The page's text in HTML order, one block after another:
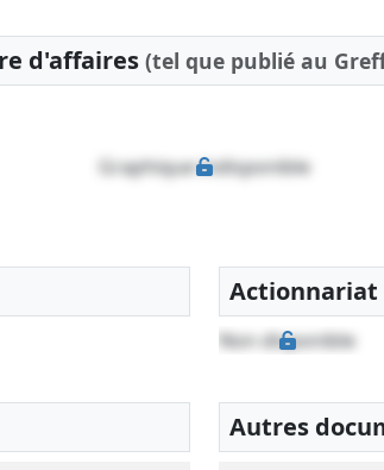
d'affaires (tel que publié au
Graphique indisponible
Actionnariat
Non disponible
Autres